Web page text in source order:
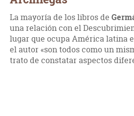
La mayoría de los libros de
una relación con el
lugar que ocupa América latina
el autor «son todos como un
trato de constatar aspectos